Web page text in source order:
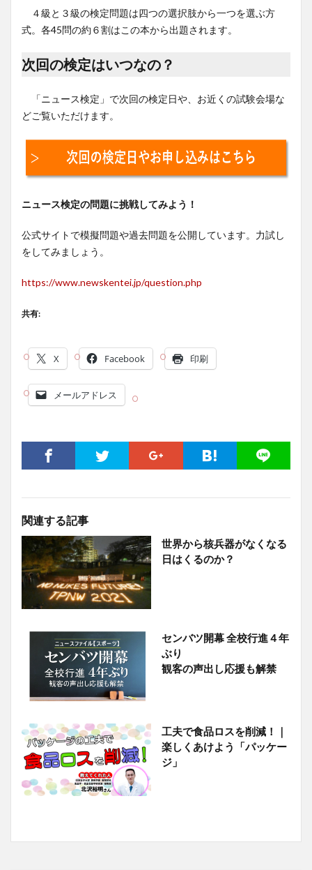
４級と３級の検定問題は四つの選択肢から一つを選ぶ方
式。各45問の約６割はこの本から出題されます。
次回の検定はいつなの？
「ニュース検定」で次回の検定日や、お近くの試験会場な
どご覧いただけます。
ニュース検定の問題に挑戦してみよう！
公式サイトで模擬問題や過去問題を公開しています。力試し
をしてみましょう。
https://www.newskentei.jp/question.php
共有:
X Facebook 印刷
メールアドレス
関連する記事
世界から核兵器がなくなる
日はくるのか？
センバツ開幕 全校行進４年
ぶり
観客の声出し応援も解禁
工夫で食品ロスを削減！｜
楽しくあけよう「パッケー
ジ」